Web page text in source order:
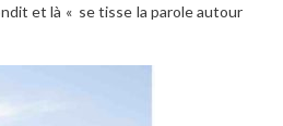
et là « se tisse la parole autour